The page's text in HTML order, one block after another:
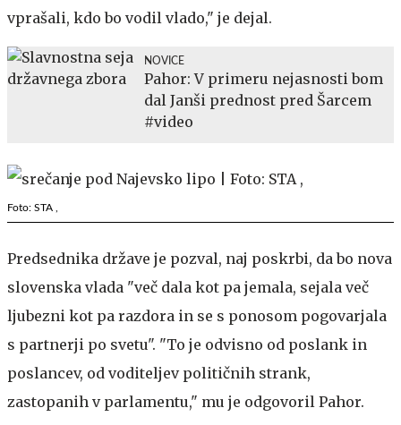
vprašali, kdo bo vodil vlado," je dejal.
NOVICE
Pahor: V primeru nejasnosti bom
dal Janši prednost pred Šarcem
#video
Foto: STA ,
Predsednika države je pozval, naj poskrbi, da bo nova
slovenska vlada "več dala kot pa jemala, sejala več
ljubezni kot pa razdora in se s ponosom pogovarjala
s partnerji po svetu". "To je odvisno od poslank in
poslancev, od voditeljev političnih strank,
zastopanih v parlamentu," mu je odgovoril Pahor.